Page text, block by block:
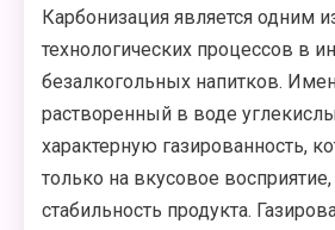
Карбонизация является одним
технологических процессов в
безалкогольных напитков.
растворенный в воде
характерную газированность,
только на вкусовое
стабильность продукта.